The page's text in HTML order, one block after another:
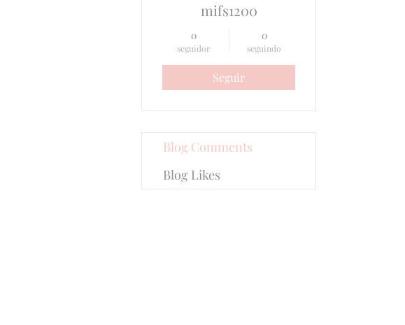
mifs1200
0
seguidor
0
seguindo
Seguir
Blog Comments
Blog Likes